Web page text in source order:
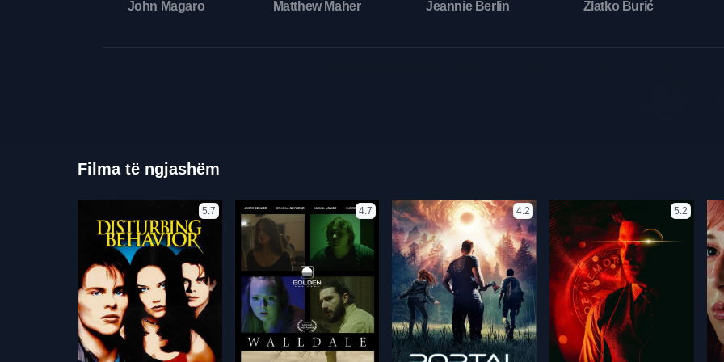
John Magaro Matthew Maher Jeannie Berlin Zlatko Burić
Filma të ngjashëm
5.7 4.7 4.2 5.2